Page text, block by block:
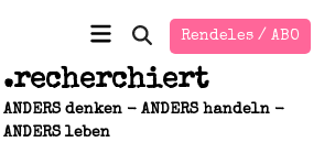
Rendeles / ABO
.recherchiert
ANDERS denken - ANDERS handeln -
ANDERS leben
Suche
öffnen
Hauptmenü